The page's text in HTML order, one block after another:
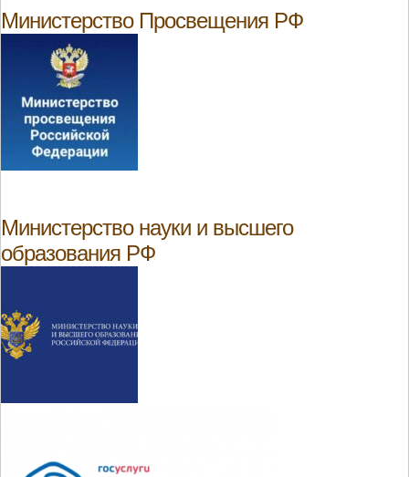
Министерство Просвещения РФ
Министерство науки и высшего
образования РФ